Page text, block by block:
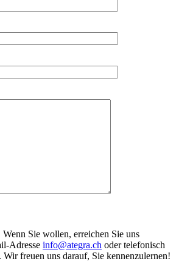
Sie wollen, erreichen Sie uns
Adresse info@ategra.ch oder telefonisch
. Wir freuen uns darauf, Sie kennenzulernen!